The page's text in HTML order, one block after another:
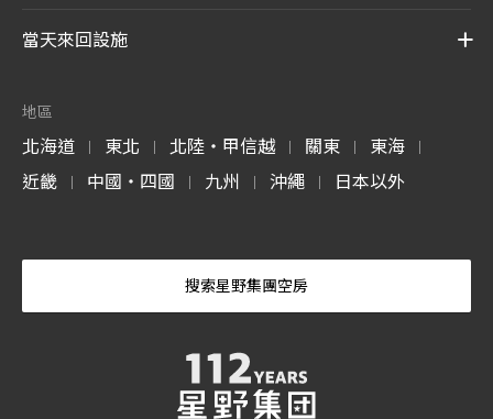
當天來回設施
地區
北海道 | 東北 | 北陸・甲信越 | 關東 | 東海 |
近畿 | 中國・四國 | 九州 | 沖繩 | 日本以外
搜索星野集團空房